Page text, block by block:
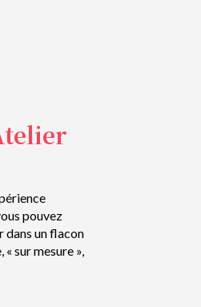
pouvez
dans un flacon
sur mesure »,